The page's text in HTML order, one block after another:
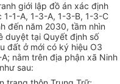
giới lập đồ án xác định
1-A, 1-3-A, 1-3-B, 1-3-C
đến năm 2030, tầm nhìn
duyệt tại Quyết định số
đất ở mới có ký hiệu O3
nằm trên địa phận xã Ninh
sau: